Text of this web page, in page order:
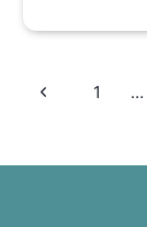
Page
Prethodna
1 …